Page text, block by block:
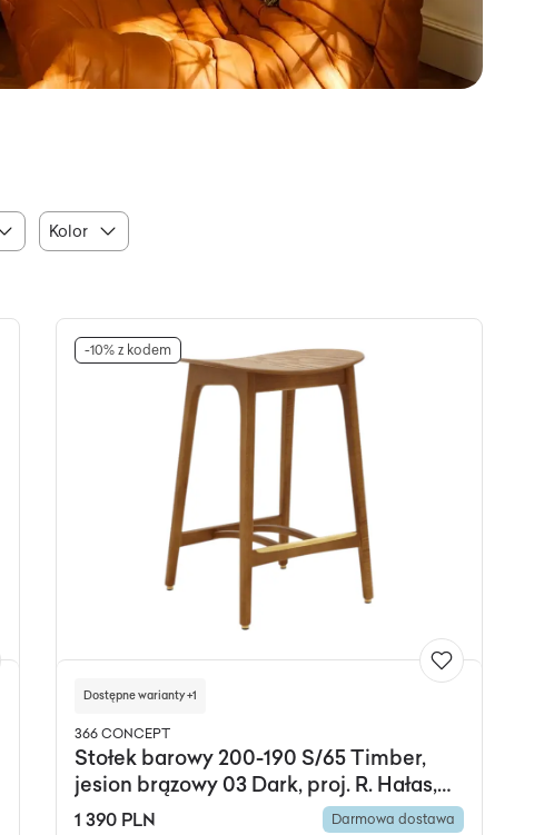
Kolor
-10% z kodem
Dostępne warianty +1
366 CONCEPT
Stołek barowy 200-190 S/65 Timber,
jesion brązowy 03 Dark, proj. R. Hałas,
366 Concept
1 390 PLN Darmowa dostawa